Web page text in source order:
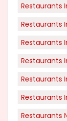
Restaurants
Restaurants
Restaurants
Restaurants
Restaurants
Restaurants
Restaurants